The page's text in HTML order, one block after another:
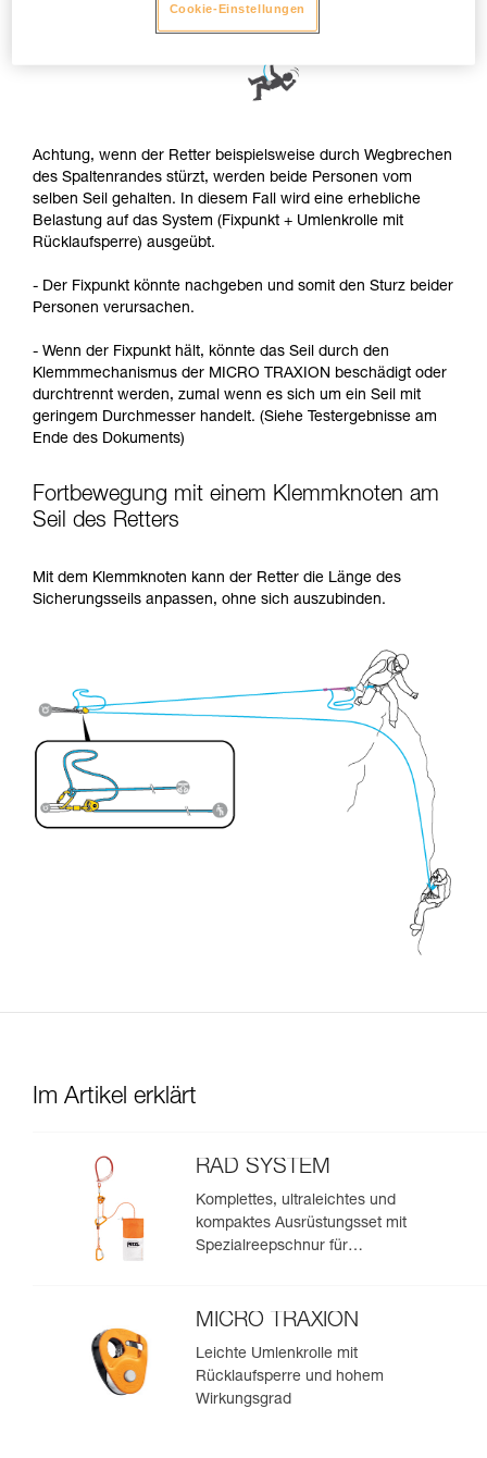
Achtung, wenn der Retter beispielsweise durch Wegbrechen
des Spaltenrandes stürzt, werden beide Personen vom
selben Seil gehalten. In diesem Fall wird eine erhebliche
Belastung auf das System (Fixpunkt + Umlenkrolle mit
Rücklaufsperre) ausgeübt.
- Der Fixpunkt könnte nachgeben und somit den Sturz beider
Personen verursachen.
- Wenn der Fixpunkt hält, könnte das Seil durch den
Klemmmechanismus der MICRO TRAXION beschädigt oder
durchtrennt werden, zumal wenn es sich um ein Seil mit
geringem Durchmesser handelt. (Siehe Testergebnisse am
Ende des Dokuments)
Fortbewegung mit einem Klemmknoten am
Seil des Retters
Mit dem Klemmknoten kann der Retter die Länge des
Sicherungsseils anpassen, ohne sich auszubinden.
Im Artikel erklärt
RAD SYSTEM
Komplettes, ultraleichtes und
kompaktes Ausrüstungsset mit
Spezialreepschnur für
Abseilen und zum Anseilen am
zu umfahren
MICRO TRAXION
Leichte Umlenkrolle mit
Rücklaufsperre und hohem
Wirkungsgrad
Cookie-Einstellungen